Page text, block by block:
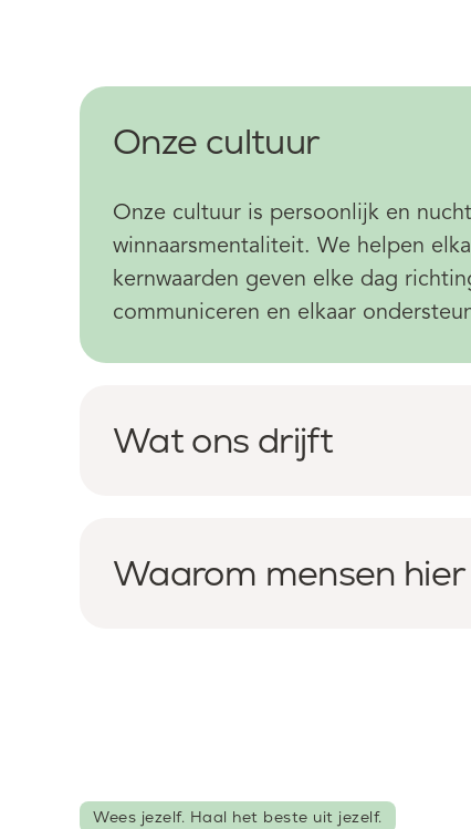
Onze cultuur
Onze cultuur is persoonlijk en
winnaarsmentaliteit. We helpen
kernwaarden geven elke dag
communiceren en elkaar
Wat ons drijft
Waarom mensen
Wees jezelf. Haal het beste uit jezelf.